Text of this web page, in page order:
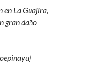
en La Guajira,
gran daño